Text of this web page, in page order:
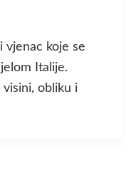
vjenac koje se
Italije.
visini, obliku i